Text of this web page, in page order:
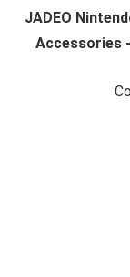
JADEO
Accessories